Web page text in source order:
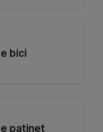
bici
patinet